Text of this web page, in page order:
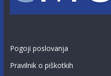
Pogoji poslovanja
Pravilnik o piškotkih